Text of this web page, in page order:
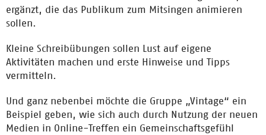
ergänzt, die das Publikum zum Mitsingen animieren
sollen.
Kleine Schreibübungen sollen Lust auf eigene
Aktivitäten machen und erste Hinweise und Tipps
vermitteln.
Und ganz nebenbei möchte die Gruppe „Vintage“ ein
Beispiel geben, wie sich auch durch Nutzung der neuen
Medien in Online-Treffen ein Gemeinschaftsgefühl